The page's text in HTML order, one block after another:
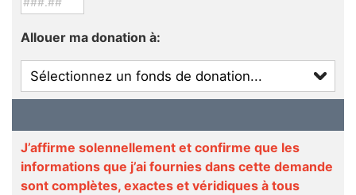
Allouer ma donation à:
J’affirme solennellement et confirme que les
informations que j’ai fournies dans cette demande
sont complètes, exactes et véridiques à tous